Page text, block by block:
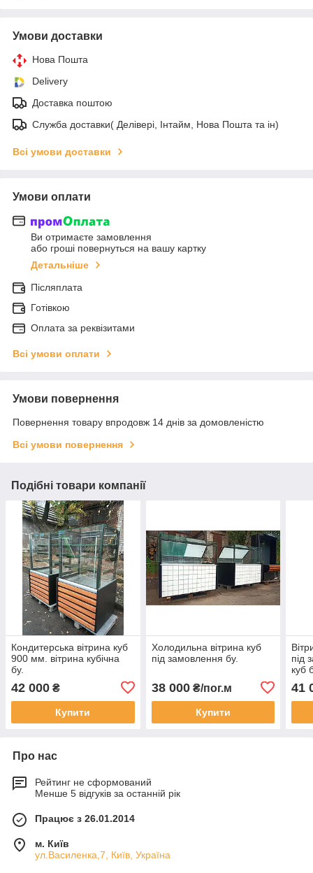
Умови доставки
Нова Пошта
Delivery
Доставка поштою
Служба доставки( Делівері, Інтайм, Нова Пошта та ін)
Всі умови доставки
Умови оплати
Ви отримаєте замовлення
або гроші повернуться на вашу картку
Детальніше
Післяплата
Готівкою
Оплата за реквізитами
Всі умови оплати
Умови повернення
Повернення товару впродовж 14 днів за домовленістю
Всі умови повернення
Подібні товари компанії
Кондитерська вітрина куб
900 мм. вітрина кубічна
бу.
42 000 ₴
Купити
Холодильна вітрина куб
під замовлення бу.
38 000₴/пог.м
Купити
під
куб
41
Про нас
Рейтинг не сформований
Менше 5 відгуків за останній рік
Працює з 26.01.2014
м. Київ
ул.Василенка,7, Київ, Україна